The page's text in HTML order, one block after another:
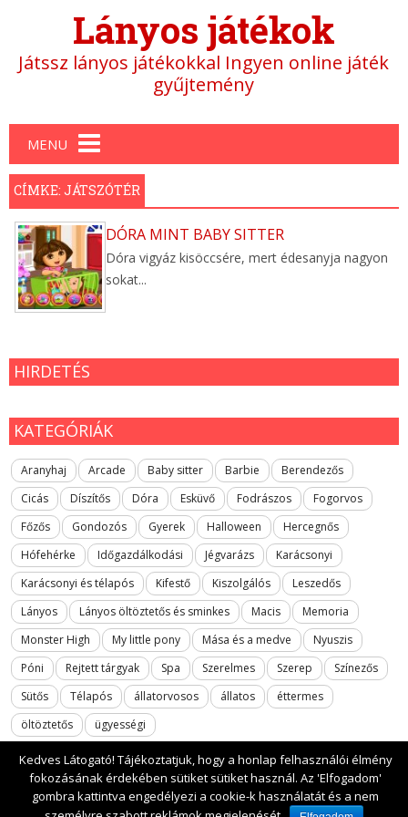
Lányos játékok
Játssz lányos játékokkal Ingyen online játék
gyűjtemény
Main menu
MENU
CÍMKE: JÁTSZÓTÉR
DÓRA MINT BABY SITTER
Dóra vigyáz kisöccsére, mert édesanyja nagyon
sokat...
HIRDETÉS
KATEGÓRIÁK
Aranyhaj Arcade Baby sitter Barbie
Berendezős
Cicás
Díszítős Dóra Esküvő Fodrászos
Fogorvos
Főzős
Gondozós Gyerek Halloween
Hercegnős
Hófehérke
Időgazdálkodási Jégvarázs
Karácsonyi
Karácsonyi és télapós
Kifestő Kiszolgálós
Leszedős
Lányos
Lányos öltöztetős és sminkes Macis
Memoria
Monster High
My little pony Mása és a medve
Nyuszis
Póni
Rejtett tárgyak Spa Szerelmes Szerep
Színezős
Sütős
Télapós állatorvosos állatos
éttermes
öltöztetős
ügyességi
2017 All rights reserved. lanyosjatekok.gyerekfilmek.hu
Kedves Látogató! Tájékoztatjuk, hogy a honlap felhasználói élmény
fokozásának érdekében sütiket sütiket használ. Az 'Elfogadom'
gombra kattintva engedélyezi a cookie-k használatát és a nem